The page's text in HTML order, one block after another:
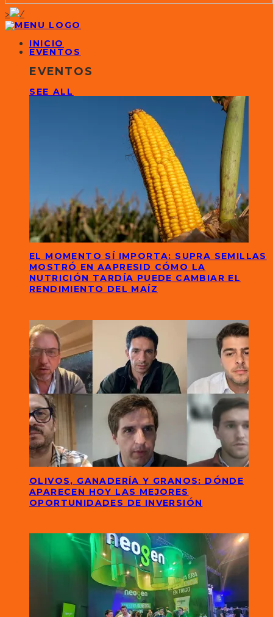
>
INICIO
EVENTOS
EVENTOS
SEE ALL
EL MOMENTO SÍ IMPORTA: SUPRA SEMILLAS
MOSTRÓ EN AAPRESID CÓMO LA
NUTRICIÓN TARDÍA PUEDE CAMBIAR EL
RENDIMIENTO DEL MAÍZ
OLIVOS, GANADERÍA Y GRANOS: DÓNDE
APARECEN HOY LAS MEJORES
OPORTUNIDADES DE INVERSIÓN